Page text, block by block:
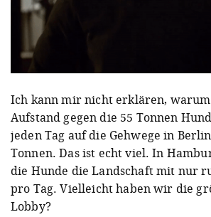
Ich kann mir nicht erklären, warum
Aufstand gegen die 55 Tonnen
jeden Tag auf die Gehwege in
Tonnen. Das ist echt viel. In
die Hunde die Landschaft mit nur
pro Tag. Vielleicht haben wir die
Lobby?